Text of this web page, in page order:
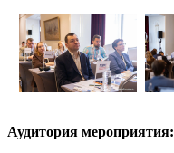
Аудитория мероприятия: